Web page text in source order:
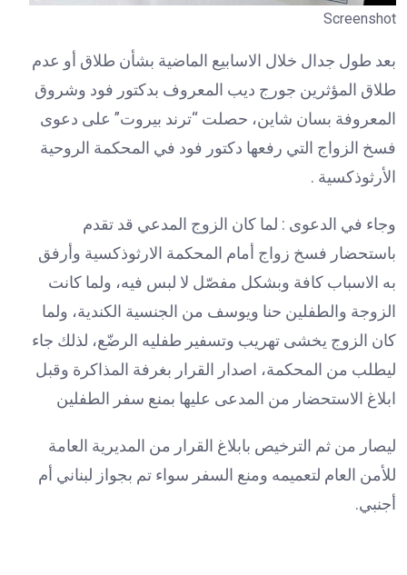
Screenshot
بعد طول جدال خلال الاسابيع الماضية بشأن طلاق أو عدم
طلاق المؤثرين جورج ديب المعروف بدكتور فود وشروق
المعروفة بسان شاين، حصلت “ترند بيروت” على دعوى
فسخ الزواج التي رفعها دكتور فود في المحكمة الروحية
الأرثوذكسية .
وجاء في الدعوى : لما كان الزوج المدعي قد تقدم
باستحضار فسخ زواج أمام المحكمة الارثوذكسية وأرفق
به الاسباب كافة وبشكل مفصّل لا لبس فيه، ولما كانت
الزوجة والطفلين حنا ويوسف من الجنسية الكندية، ولما
كان الزوج يخشى تهريب وتسفير طفليه الرضّع، لذلك جاء
ليطلب من المحكمة، اصدار القرار بغرفة المذاكرة وقبل
ابلاغ الاستحضار من المدعى عليها بمنع سفر الطفلين
ليصار من ثم الترخيص بابلاغ القرار من المديرية العامة
للأمن العام لتعميمه ومنع السفر سواء تم بجواز لبناني أم
أجنبي.